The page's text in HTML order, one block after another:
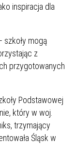
inspiracja dla
szkoły mogą
z
przygotowanych